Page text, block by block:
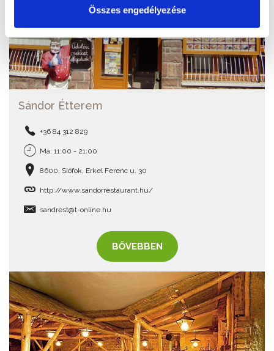
Összes engedélyezése
Sándor Étterem
+36 84 312 829
Ma: 11:00 - 21:00
8600, Siófok, Erkel Ferenc u. 30
http://www.sandorrestaurant.hu/
sandrest@t-online.hu
BŐVEBBEN